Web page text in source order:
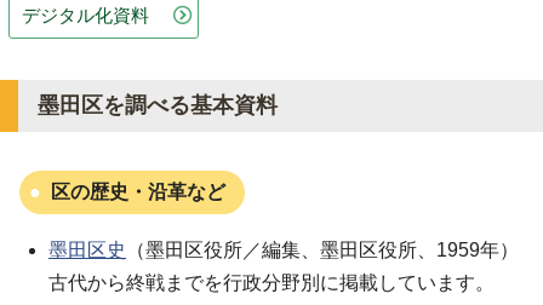
デジタル化資料
墨田区を調べる基本資料
区の歴史・沿革など
墨田区史
（墨田区役所／編集、墨田区役所、1959年）
古代から終戦までを行政分野別に掲載しています。